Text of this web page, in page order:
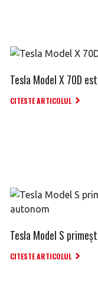
Tesla Model X 70D
CITESTE ARTICOLUL
Tesla Model S
CITESTE ARTICOLUL